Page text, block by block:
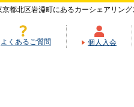
都北区岩淵町にあるカーシェアリング
よくあるご質問 個人入会